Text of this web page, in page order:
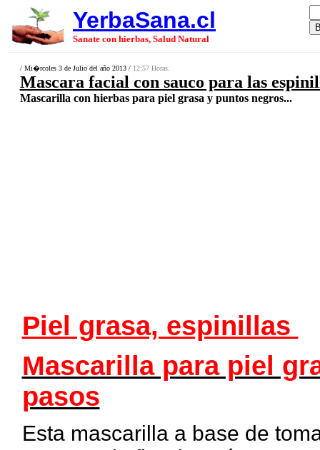
YerbaSana.cl
Sanate con hierbas, Salud Natural
/ Mi�rcoles 3 de Julio del año 2013 / 12:57 Horas.
Mascara facial con sauco para las
Mascarilla con hierbas para piel grasa y puntos negros...
Piel grasa, espinillas
Mascarilla para piel
pasos
Esta mascarilla a base de